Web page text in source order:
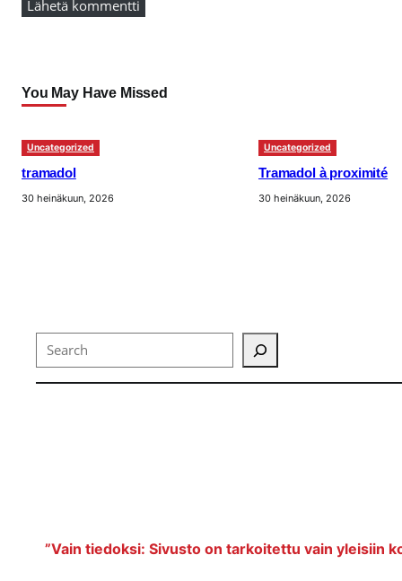
You May Have Missed
Uncategorized
tramadol
30 heinäkuun, 2026
Uncategorized
Tramadol à proximité
30 heinäkuun, 2026
Search
”Vain tiedoksi: Sivusto on tarkoitettu vain yleisiin